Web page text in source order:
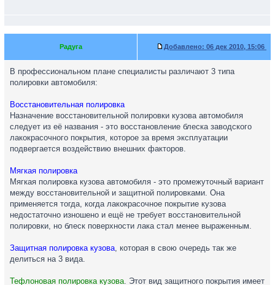
Радуга Добавлено: 06 дек 2010, 15:06
В профессиональном плане специалисты различают 3 типа
полировки автомобиля:
Восстановительная полировка
Назначение восстановительной полировки кузова автомобиля
следует из её названия - это восстановление блеска заводского
лакокрасочного покрытия, которое за время эксплуатации
подвергается воздействию внешних факторов.
Мягкая полировка
Мягкая полировка кузова автомобиля - это промежуточный вариант
между восстановительной и защитной полировками. Она
применяется тогда, когда лакокрасочное покрытие кузова
недостаточно изношено и ещё не требует восстановительной
полировки, но блеск поверхности лака стал менее выраженным.
Защитная полировка кузова, которая в свою очередь так же
делиться на 3 вида.
Тефлоновая полировка кузова. Этот вид защитного покрытия имеет